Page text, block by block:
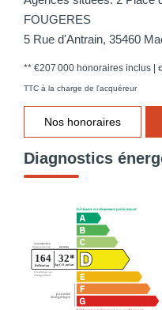
FOUGERES
5 Rue d'Antrain, 35460
** €207 000 honoraires inclus |
TTC à la charge de l'acquéreur
Nos honoraires
Diagnostics